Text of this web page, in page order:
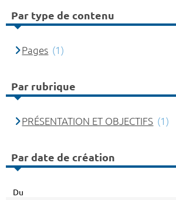
Par type de contenu
Pages (1)
Par rubrique
PRÉSENTATION ET OBJECTIFS (1)
Par date de création
Du